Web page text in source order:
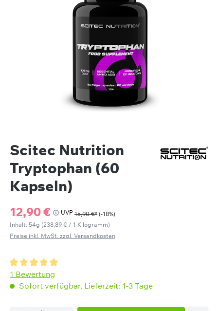
Scitec Nutrition
Tryptophan (60
Kapseln)
Verkaufspreis:
12,90 € UVP 15,90 €* (-18%)
Inhalt: 54g (238,89 € / 1 Kilogramm)
Preise inkl. MwSt. zzgl. Versandkosten
Durchschnittliche Bewertung von 5 von 5 Sternen
1 Bewertung
Sofort verfügbar, Lieferzeit: 1-3 Tage